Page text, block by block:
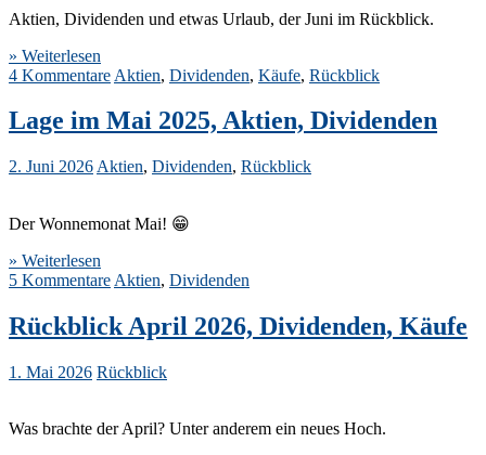
Aktien, Dividenden und etwas Urlaub, der Juni im Rückblick.
» Weiterlesen
4 Kommentare Aktien, Dividenden, Käufe, Rückblick
Lage im Mai 2025, Aktien, Dividenden
2. Juni 2026 Aktien, Dividenden, Rückblick
Der Wonnemonat Mai! 😁
» Weiterlesen
5 Kommentare Aktien, Dividenden
Rückblick April 2026, Dividenden, Käufe
1. Mai 2026 Rückblick
Was brachte der April? Unter anderem ein neues Hoch.